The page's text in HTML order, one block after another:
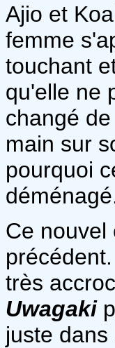
Ajio et
femme
touchant
qu'elle ne
changé
main sur
pourquoi
Ce nouvel
très
Uwagaki
juste dans